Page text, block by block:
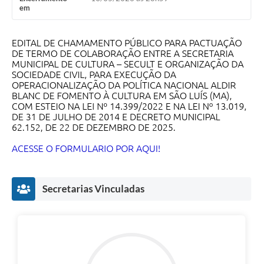
em
EDITAL DE CHAMAMENTO PÚBLICO PARA PACTUAÇÃO
DE TERMO DE COLABORAÇÃO ENTRE A SECRETARIA
MUNICIPAL DE CULTURA – SECULT E ORGANIZAÇÃO DA
SOCIEDADE CIVIL, PARA EXECUÇÃO DA
OPERACIONALIZAÇÃO DA POLÍTICA NACIONAL ALDIR
BLANC DE FOMENTO À CULTURA EM SÃO LUÍS (MA),
COM ESTEIO NA LEI Nº 14.399/2022 E NA LEI Nº 13.019,
DE 31 DE JULHO DE 2014 E DECRETO MUNICIPAL
62.152, DE 22 DE DEZEMBRO DE 2025.
ACESSE O FORMULARIO POR AQUI!
Secretarias Vinculadas